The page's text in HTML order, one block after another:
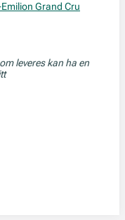
Grand Cru
leveres kan ha en